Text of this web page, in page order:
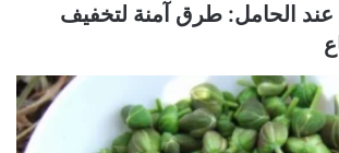
الحامل: طرق آمنة لتخفيف